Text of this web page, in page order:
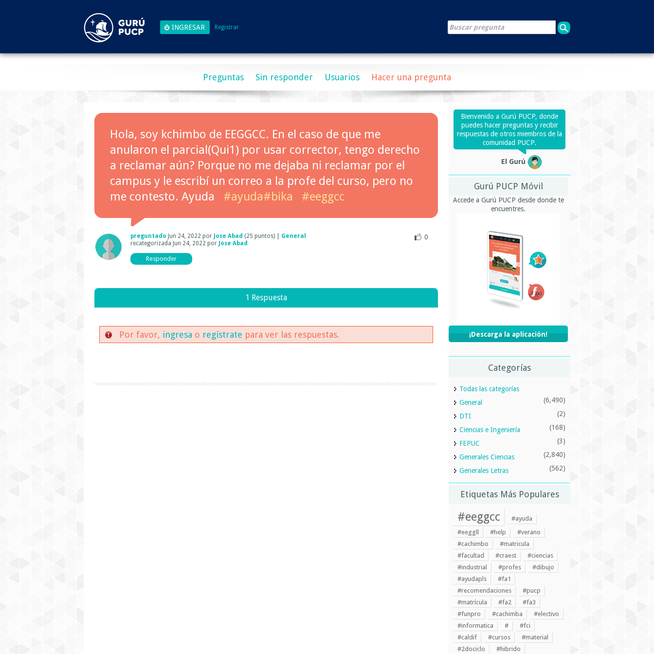
Registrar
Preguntas Sin responder Usuarios Hacer una pregunta
Hola, soy kchimbo de EEGGCC. En el caso de que me
anularon el parcial(Qui1) por usar corrector, tengo derecho
a reclamar aún? Porque no me dejaba ni reclamar por el
campus y le escribí un correo a la profe del curso, pero no
me contesto. Ayuda
#ayuda#bika #eeggcc
0
preguntado Jun 24, 2022 por Jose Abad (25 puntos)
General
recategorizada Jun 24, 2022 por Jose Abad
1 Respuesta
Por favor, ingresa o regístrate para ver las respuestas.
Bienvenido a Gurú PUCP, donde
puedes hacer preguntas y recibir
respuestas de otros miembros de la
comunidad PUCP.
El Gurú
Gurú PUCP Móvil
Accede a Gurú PUCP desde donde te
encuentres.
¡Descarga la aplicación!
Categorías
Todas las categorías
General
(6,490)
DTI (2)
Ciencias e Ingeniería (168)
FEPUC (3)
Generales Ciencias (2,840)
Generales Letras (562)
Etiquetas Más Populares
#eeggcc
#ayuda
#eeggll
#help
#verano
#cachimbo
#matricula
#facultad
#craest
#ciencias
#industrial
#profes
#dibujo
#ayudapls
#fa1
#recomendaciones
#pucp
#matrícula
#fa2
#fa3
#funpro
#cachimba
#electivo
#informatica
#
#fci
#caldif
#cursos
#material
#2dociclo
#hibrido